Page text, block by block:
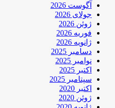
آگوست 2026
جولای 2026
ژوئن 2026
فوریه 2026
ژانویه 2026
دسامبر 2025
نوامبر 2025
اکتبر 2025
سپتامبر 2025
اکتبر 2020
ژوئن 2020